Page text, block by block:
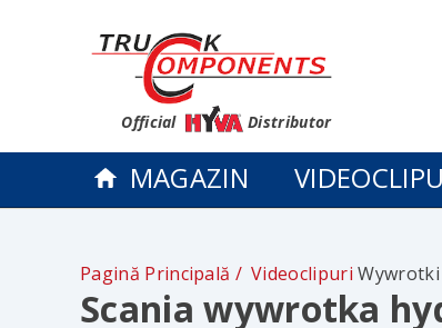
Official Distributor
MAGAZIN
Pagină Principală Videoclipuri Wywrotki
Scania wywrotka